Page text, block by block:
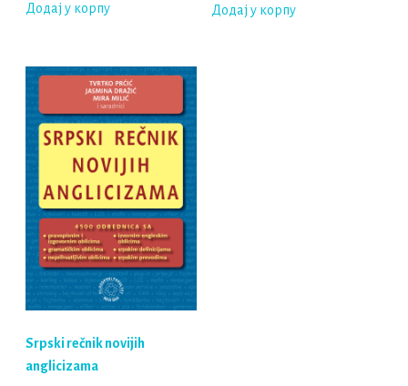
Додај у корпу Додај у корпу
Srpski rečnik novijih
anglicizama